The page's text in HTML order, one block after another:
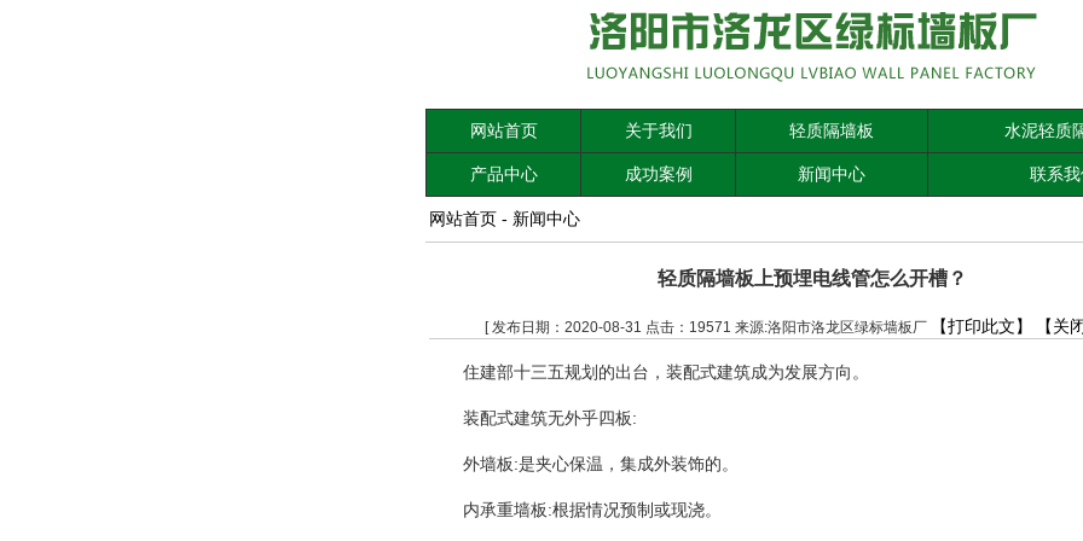
网站首页 关于我们 轻质隔墙板 水泥轻质
产品中心 成功案例 新闻中心 联系我
网站首页 - 新闻中心
轻质隔墙板上预埋电线管怎么开槽？
[ 发布日期：2020-08-31 点击：19571 来源:洛阳市洛龙区绿标墙板厂 【打印此文】 【关
住建部十三五规划的出台，装配式建筑成为发展方向。
装配式建筑无外乎四板:
外墙板:是夹心保温，集成外装饰的。
内承重墙板:根据情况预制或现浇。